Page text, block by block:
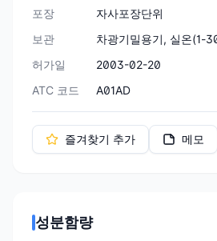
포장
자사포장단위
보관
차광기밀용기, 실온(1-
허가일
2003-02-20
ATC 코드
A01AD
즐겨찾기 추가 메모
성분함량